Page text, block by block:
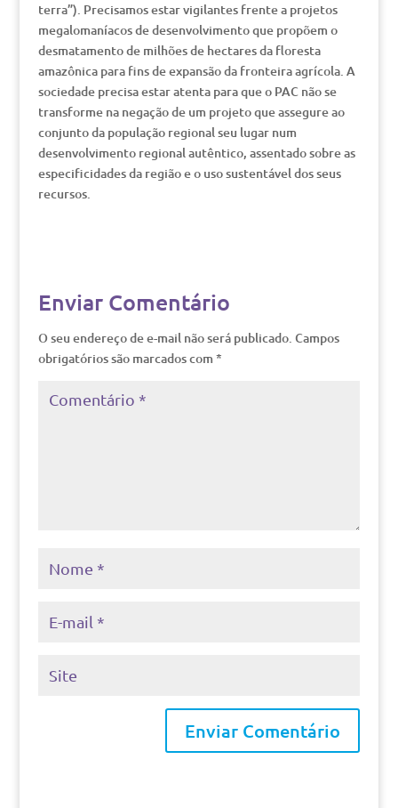
terra”). Precisamos estar vigilantes frente a projetos
megalomaníacos de desenvolvimento que propõem o
desmatamento de milhões de hectares da floresta
amazônica para fins de expansão da fronteira agrícola. A
sociedade precisa estar atenta para que o PAC não se
transforme na negação de um projeto que assegure ao
conjunto da população regional seu lugar num
desenvolvimento regional autêntico, assentado sobre as
especificidades da região e o uso sustentável dos seus
recursos.
Enviar Comentário
O seu endereço de e-mail não será publicado. Campos
obrigatórios são marcados com *